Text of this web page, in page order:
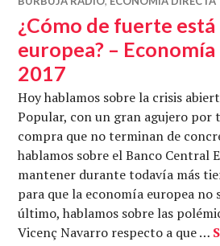
¿Cómo de fuerte
europea? –
2017
Hoy hablamos sobre la crisis
Popular, con un gran agujero por
compra que no terminan de
hablamos sobre el Banco Central
mantener durante todavía más
para que la economía europea no
último, hablamos sobre las
Vicenç Navarro respecto a que …